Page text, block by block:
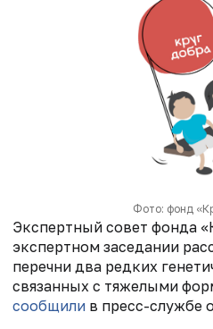
Фото: фонд
Экспертный совет фонда
экспертном заседании
перечни два редких
связанных с тяжелыми
сообщили в пресс-службе